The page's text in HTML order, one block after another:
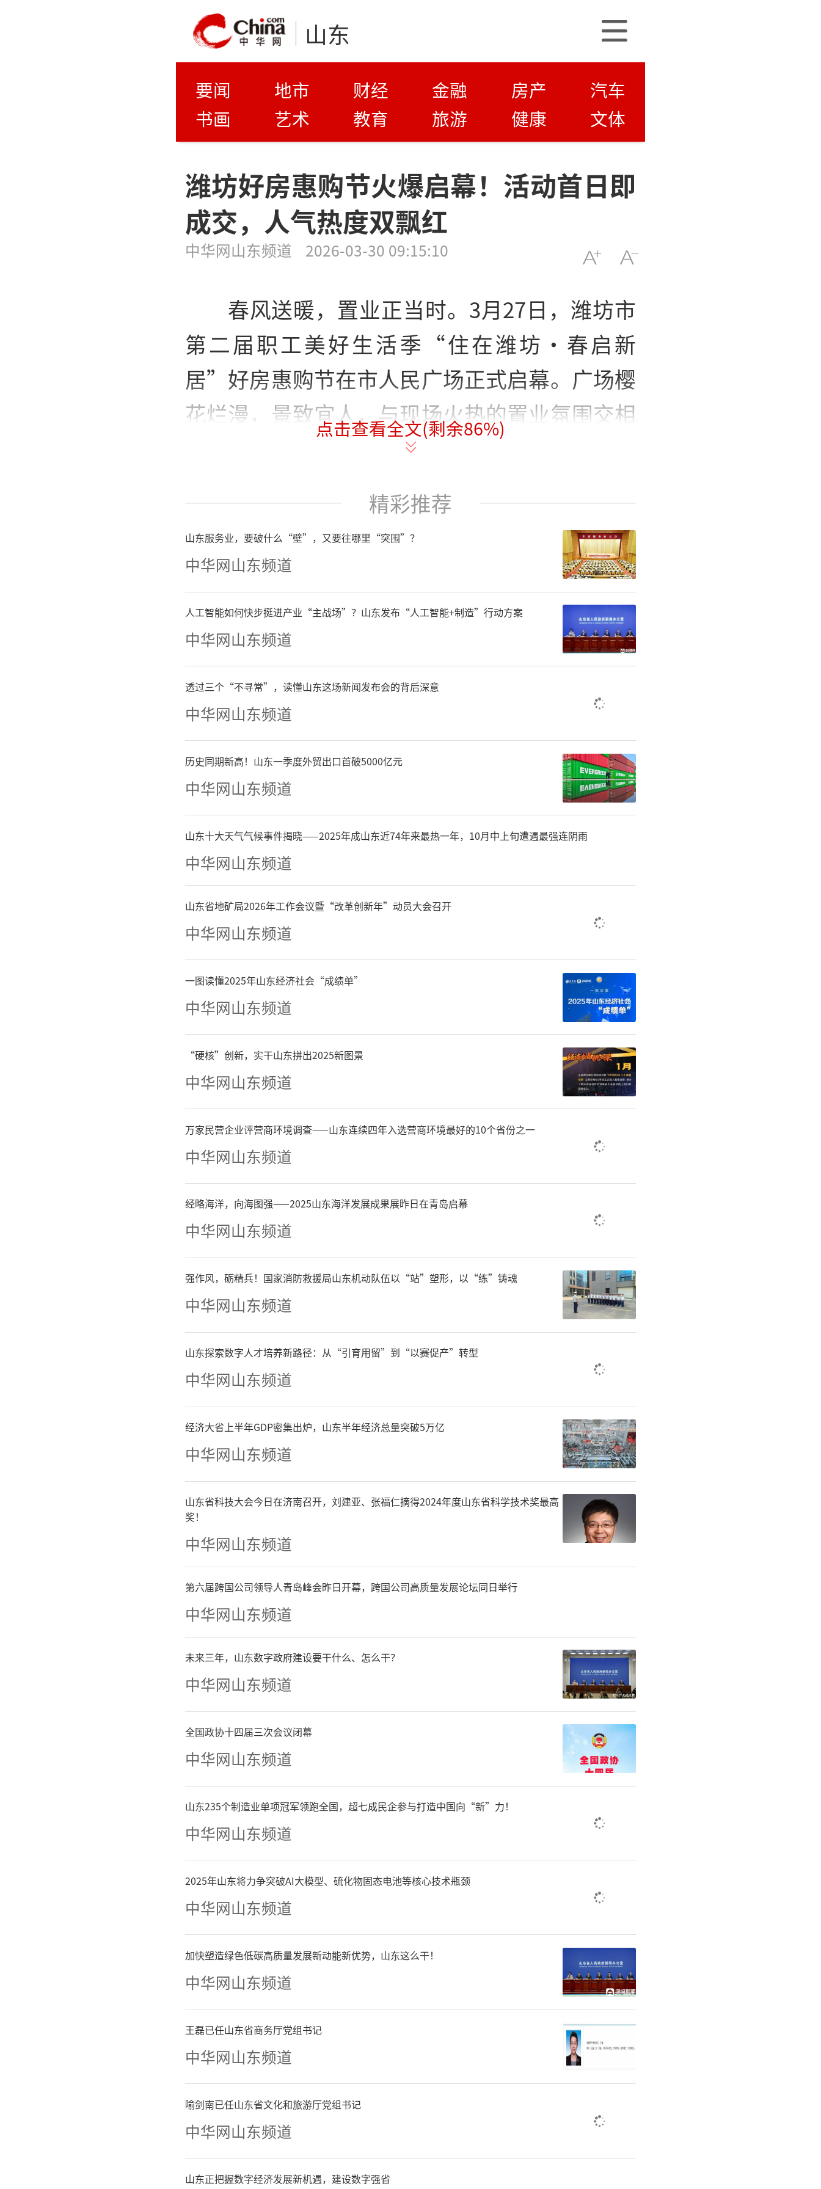
山东
要闻 地市 财经 金融 房产
汽车
书画
艺术 教育 旅游 健康 文体
潍坊好房惠购节火爆启幕！活动首日即
成交，人气热度双飘红
中华网山东频道 2026-03-30 09:15:10
春风送暖，置业正当时。3月27日，潍坊市
第二届职工美好生活季“住在潍坊·春启新
居”好房惠购节在市人民广场正式启幕。广场樱
花烂漫，景致宜人，与现场火热的置业氛围交相
辉映，活动人气持续高涨，首日即实现成交开门
活动现场，恒信集团、昌大集团、城投集团
等本土优质房企集中亮相，各展位前人气鼎盛。
广大职工群众围绕户型设计、优惠政策、贷款流
程等重点内容详细咨询，置业顾问一对一精准答
疑，量身定制置业方案，服务贴心高效。活动推
出职工专属购房折扣、多重福利礼包及一站式购
房服务，切实降低置业成本，赢得了职工群众的
广泛赞誉。截至目前，现场已达成多笔成交，意
向登记量稳步攀升，充分展现出潍坊房地产市场
的强劲活力与旺盛的民生安居需求。
潍坊市住建部门高度重视此次惠民活动，潍
坊市住建局党组书记、局长王学江亲临现场指导
调研，详细了解参展楼盘、优惠政策落实及服务
保障情况，对活动组织筹备和惠民举措给予充分
肯定。王学江局长要求，要持续优化服务保障，
着力打造职工专属购房服务平台，切实兜牢民生
安居底线，不断满足人民群众对美好居住生活的
新需求。
据悉，本次惠购节活动将持续至4月3日，有
购房意向的市民可前往潍坊市人民广场现场实地
了解、择优选购。潍坊市住建局相关负责同志表
示，将以此次活动为契机，持续搭建高效房产供
需对接平台，不断优化服务、提升品质、激活市
场，以扎实举措助力广大职工安心置业、幸福安
家，共同建设“更好潍坊·更美生活”。
（文/马凤丽
来源：齐鲁晚报·齐鲁壹点客
户端）
责任编辑：徐德扬
点击查看全文(剩余86%)
精彩推荐
山东服务业，要破什么“壁”，又要往哪里“突围”？
中华网山东频道
人工智能如何快步挺进产业“主战场”？山东发布“人工智能+制造”行动方案
中华网山东频道
透过三个“不寻常”，读懂山东这场新闻发布会的背后深意
中华网山东频道
历史同期新高！山东一季度外贸出口首破5000亿元
中华网山东频道
山东十大天气气候事件揭晓——2025年成山东近74年来最热一年，10月中上旬遭遇最强连阴雨
中华网山东频道
山东省地矿局2026年工作会议暨“改革创新年”动员大会召开
中华网山东频道
一图读懂2025年山东经济社会“成绩单”
中华网山东频道
“硬核”创新，实干山东拼出2025新图景
中华网山东频道
万家民营企业评营商环境调查——山东连续四年入选营商环境最好的10个省份之一
中华网山东频道
经略海洋，向海图强——2025山东海洋发展成果展昨日在青岛启幕
中华网山东频道
强作风，砺精兵！国家消防救援局山东机动队伍以“站”塑形，以“练”铸魂
中华网山东频道
山东探索数字人才培养新路径：从“引育用留”到“以赛促产”转型
中华网山东频道
经济大省上半年GDP密集出炉，山东半年经济总量突破5万亿
中华网山东频道
山东省科技大会今日在济南召开，刘建亚、张福仁摘得2024年度山东省科学技术奖最高
奖！
中华网山东频道
第六届跨国公司领导人青岛峰会昨日开幕，跨国公司高质量发展论坛同日举行
中华网山东频道
未来三年，山东数字政府建设要干什么、怎么干？
中华网山东频道
全国政协十四届三次会议闭幕
中华网山东频道
山东235个制造业单项冠军领跑全国，超七成民企参与打造中国向“新”力！
中华网山东频道
2025年山东将力争突破AI大模型、硫化物固态电池等核心技术瓶颈
中华网山东频道
加快塑造绿色低碳高质量发展新动能新优势，山东这么干！
中华网山东频道
王磊已任山东省商务厅党组书记
中华网山东频道
喻剑南已任山东省文化和旅游厅党组书记
中华网山东频道
山东正把握数字经济发展新机遇，建设数字强省